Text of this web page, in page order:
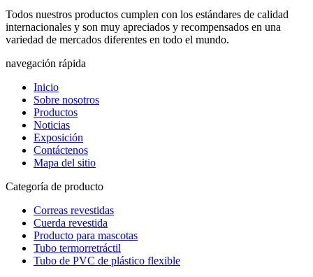
Todos nuestros productos cumplen con los estándares de calidad
internacionales y son muy apreciados y recompensados ​​en una
variedad de mercados diferentes en todo el mundo.
navegación rápida
Inicio
Sobre nosotros
Productos
Noticias
Exposición
Contáctenos
Mapa del sitio
Categoría de producto
Correas revestidas
Cuerda revestida
Producto para mascotas
Tubo termorretráctil
Tubo de PVC de plástico flexible